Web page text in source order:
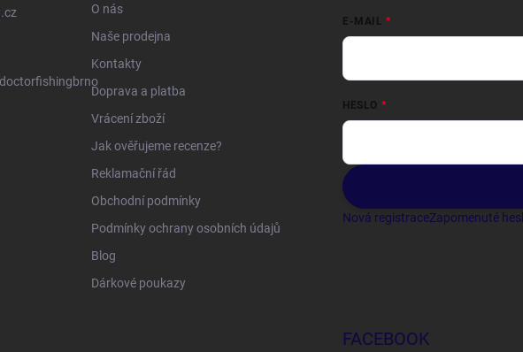
O nás
Naše prodejna
Kontakty
Doprava a platba
Vrácení zboží
Jak ověřujeme recenze?
Reklamační řád
Obchodní podmínky
Podmínky ochrany osobních údajů
Blog
Dárkové poukazy
E-MAIL
HESLO
Nová registraceZapomenuté
FACEBOOK